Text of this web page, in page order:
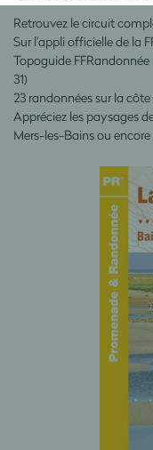
Retrouvez le circuit
Sur l’appli officielle de la
Topoguide FFRandonnée
31)
23 randonnées sur la
Appréciez les paysages
Mers-les-Bains ou